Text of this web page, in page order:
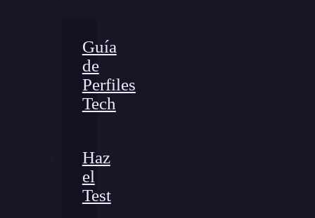
Guía
de
Perfiles
Tech
Haz
el
Test